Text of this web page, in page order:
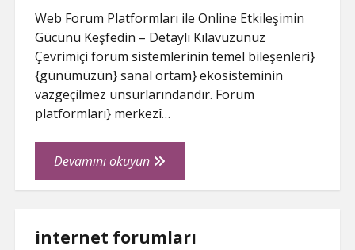
Web Forum Platformları ile Online Etkileşimin
Gücünü Keşfedin – Detaylı Kılavuzunuz
Çevrimiçi forum sistemlerinin temel bileşenleri}
{günümüzün} sanal ortam} ekosisteminin
vazgeçilmez unsurlarındandır. Forum
platformları} merkezî…
Devamını okuyunWeb
Forum
internet forumları